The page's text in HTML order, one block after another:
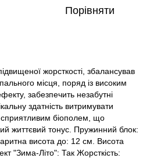
Порівняти
жорсткості, збалансував
місця, поряд із високим
забезпечить незабутні
здатність витримувати
біополем, що
життєвий тонус. Пружинний блок:
висота до: 12 см. Висота
"Зима-Літо": Так Жорсткість: